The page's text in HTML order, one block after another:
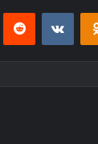
Reddit